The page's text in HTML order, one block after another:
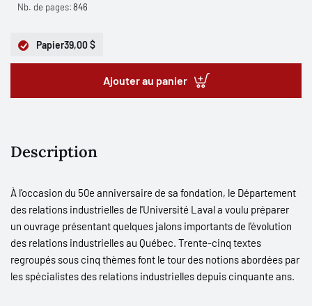
Nb. de pages:846
Papier39,00 $
Ajouter au panier
Description
À l'occasion du 50e anniversaire de sa fondation, le Département
des relations industrielles de l'Université Laval a voulu préparer
un ouvrage présentant quelques jalons importants de l'évolution
des relations industrielles au Québec. Trente-cinq textes
regroupés sous cinq thèmes font le tour des notions abordées par
les spécialistes des relations industrielles depuis cinquante ans.